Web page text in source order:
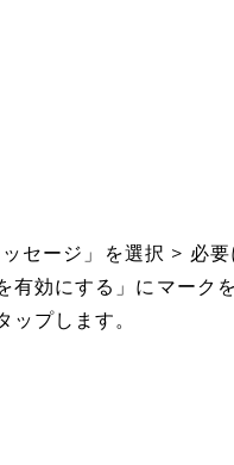
セージ」を選択 > 必要
有効にする」にマーク
ップします。